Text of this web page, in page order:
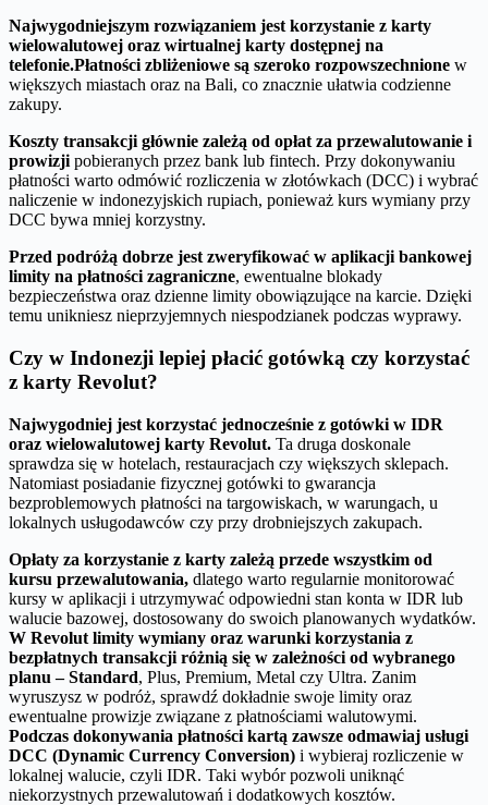
Najwygodniejszym rozwiązaniem jest korzystanie z karty
wielowalutowej oraz wirtualnej karty dostępnej na
telefonie.Płatności zbliżeniowe są szeroko rozpowszechnione w
większych miastach oraz na Bali, co znacznie ułatwia codzienne
zakupy.
Koszty transakcji głównie zależą od opłat za przewalutowanie i
prowizjipobieranych przez bank lub fintech. Przy dokonywaniu
płatności warto odmówić rozliczenia w złotówkach (DCC) i wybrać
naliczenie w indonezyjskich rupiach, ponieważ kurs wymiany przy
DCC bywa mniej korzystny.
Przed podróżą dobrze jest zweryfikować w aplikacji bankowej
limity na płatności zagraniczne, ewentualne blokady
bezpieczeństwa oraz dzienne limity obowiązujące na karcie. Dzięki
temu unikniesz nieprzyjemnych niespodzianek podczas wyprawy.
Czy w Indonezji lepiej płacić gotówką czy korzystać
z karty Revolut?
Najwygodniej jest korzystać jednocześnie z gotówki w IDR
oraz wielowalutowej karty Revolut. Ta druga doskonale
sprawdza się w hotelach, restauracjach czy większych sklepach.
Natomiast posiadanie fizycznej gotówki to gwarancja
bezproblemowych płatności na targowiskach, w warungach, u
lokalnych usługodawców czy przy drobniejszych zakupach.
Opłaty za korzystanie z karty zależą przede wszystkim od
kursu przewalutowania, dlatego warto regularnie monitorować
kursy w aplikacji i utrzymywać odpowiedni stan konta w IDR lub
walucie bazowej, dostosowany do swoich planowanych wydatków.
W Revolut limity wymiany oraz warunki korzystania z
bezpłatnych transakcji różnią się w zależności od wybranego
planu – Standard, Plus, Premium, Metal czy Ultra. Zanim
wyruszysz w podróż, sprawdź dokładnie swoje limity oraz
ewentualne prowizje związane z płatnościami walutowymi.
Podczas dokonywania płatności kartą zawsze odmawiaj usługi
DCC (Dynamic Currency Conversion) i wybieraj rozliczenie w
lokalnej walucie, czyli IDR. Taki wybór pozwoli uniknąć
niekorzystnych przewalutowań i dodatkowych kosztów.